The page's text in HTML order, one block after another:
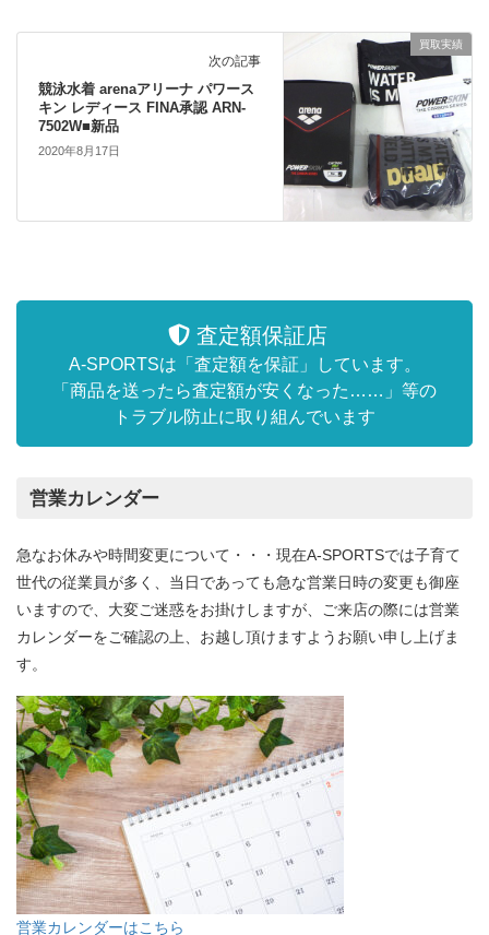
買取実績
次の記事
競泳水着 arenaアリーナ パワース
キン レディース FINA承認 ARN-
7502W■新品
2020年8月17日
査定額保証店
A-SPORTSは「査定額を保証」しています。
「商品を送ったら査定額が安くなった……」等の
トラブル防止に取り組んでいます
営業カレンダー
急なお休みや時間変更について・・・現在A-SPORTSでは子育て
世代の従業員が多く、当日であっても急な営業日時の変更も御座
いますので、大変ご迷惑をお掛けしますが、ご来店の際には営業
カレンダーをご確認の上、お越し頂けますようお願い申し上げま
す。
営業カレンダーはこちら